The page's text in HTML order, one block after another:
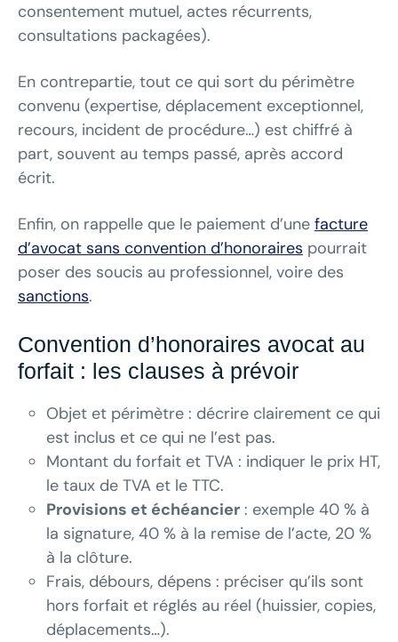
consentement mutuel, actes récurrents,
consultations packagées).
En contrepartie, tout ce qui sort du périmètre
convenu (expertise, déplacement exceptionnel,
recours, incident de procédure…) est chiffré à
part, souvent au temps passé, après accord
écrit.
Enfin, on rappelle que le paiement d’une facture
d’avocat sans convention d’honoraires pourrait
poser des soucis au professionnel, voire des
sanctions.
Convention d’honoraires avocat au
forfait : les clauses à prévoir
Objet et périmètre : décrire clairement ce qui
est inclus et ce qui ne l’est pas.
Montant du forfait et TVA : indiquer le prix HT,
le taux de TVA et le TTC.
Provisions et échéancier : exemple 40 % à
la signature, 40 % à la remise de l’acte, 20 %
à la clôture.
Frais, débours, dépens : préciser qu’ils sont
hors forfait et réglés au réel (huissier, copies,
déplacements…).